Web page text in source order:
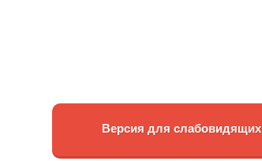
Версия для слабовидящих